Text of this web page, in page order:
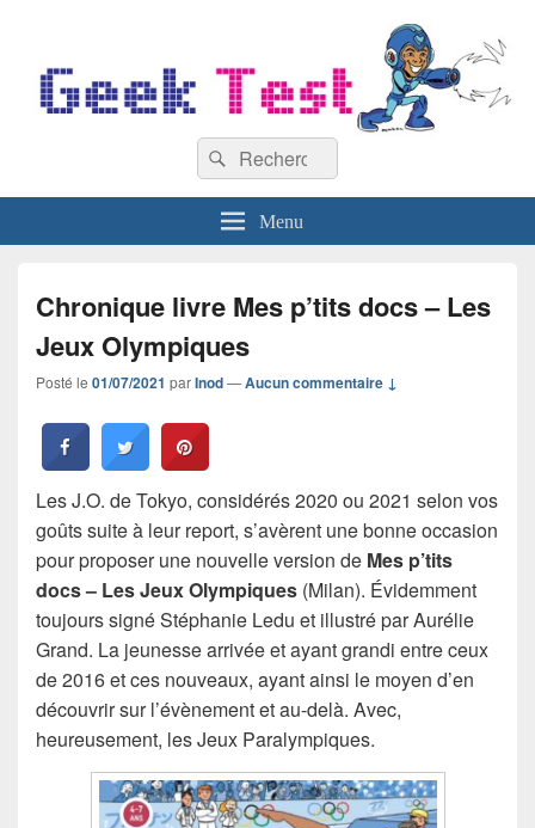
Recherche :
Rechercher
Menu
Chronique livre Mes p’tits docs – Les
Jeux Olympiques
Posté le 01/07/2021 parInod—Aucun commentaire ↓
Les J.O. de Tokyo, considérés 2020 ou 2021 selon vos
goûts suite à leur report, s’avèrent une bonne occasion
pour proposer une nouvelle version de Mes p’tits
docs – Les Jeux Olympiques (Milan). Évidemment
toujours signé Stéphanie Ledu et illustré par Aurélie
Grand. La jeunesse arrivée et ayant grandi entre ceux
de 2016 et ces nouveaux, ayant ainsi le moyen d’en
découvrir sur l’évènement et au-delà. Avec,
heureusement, les Jeux Paralympiques.